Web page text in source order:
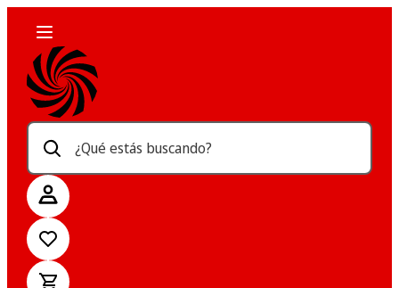
¿Qué estás buscando?